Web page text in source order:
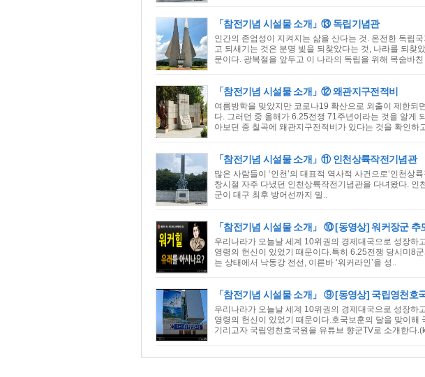
「참전기념 시설물 소개」⑬ 독립기념관
인간의 존엄성이 지켜지는 삶을 산다는 것. 온전한 독립
고 되새기는 것은 분명 빛을 되찾았다는 것, 나라를 되찾
문이다. 광복절을 앞두고 이 나라의 독립을 위해 목숨바
「참전기념 시설물 소개」⑫ 왜관지구전적비
여름방학을 맞았지만 코로나19 확산으로 외출이 제한되
다. 그러던 중 올해가 6.25전쟁 71주년이라는 것을 알게
아보던 중 칠곡에 왜관지구전적비가 있다는 것을 확인하
「참전기념 시설물 소개」⑪ 인천상륙작전기념관
많은 사람들이 ‘인천’의 대표적 역사적 사건으로‘인천상
창시절 자주 다녔던 인천상륙작전기념관을 다녀왔다. 인
군이 대구 최후 방어선까지 밀..
「참전기념 시설물 소개」 ⑩ [동영상] 워커장군 추
우리나라가 오늘날 세계 10위권의 경제대국으로 성장하
영령의 헌신이 있었기 때문이다.특히 6.25전쟁 당시미8
는 상태에서 낙동강 전선, 이른바 ‘워커라인’을 성..
「참전기념 시설물 소개」 ⑨ [동영상] 국립영천호
우리나라가 오늘날 세계 10위권의 경제대국으로 성장하
영령의 헌신이 있었기 때문이다.호국보훈의 달을 맞이해
기리고자 국립영천호국원을 유튜브 향군TV로 소개한다